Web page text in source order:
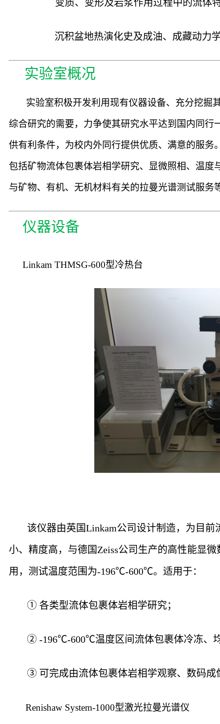
变质、变形及岩浆作用过程中的流体特
沉积盆地热演化史及成油、成藏动力
实验室概况
实验室积极开发利用现有仪器设备、充分挖掘
综合研究的需要，力争使其研究水平达到国内同
供有利条件，为校内外同行提供优质、满意的服
包括矿物流体包裹体岩相学研究、显微照相、温
与矿物、有机、无机材料有关的拉曼光谱测试服务
仪器设备
Linkam THMSG-600型冷热台
该仪器由英国Linkam公司设计制造，为目
小、精度高，与德国Zeiss公司生产的高性能显
用，测试温度范围为-196℃-600℃。适用于：
① 各类型流体包裹体岩相学研究；
② -196℃-600℃温度区间流体包裹体冷冻、
③ 可完成由流体包裹体岩相学观察、数码成
Renishaw System-1000型激光拉曼光谱仪